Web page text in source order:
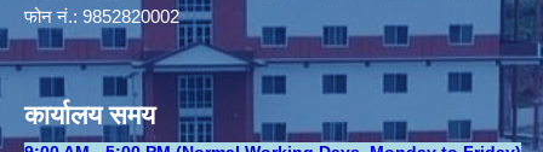
फोन नं.: 9852820002
कार्यालय समय